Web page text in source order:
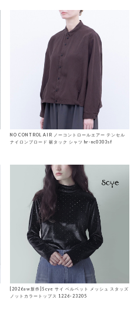
NO CONTROL AIR ノーコントロールエアー テンセル
ナイロンブロード 裾タック シャツ hr-nc0303sf
[2026aw新作]Scye サイ ベルベット メッシュ スタッズ
ノットカラートップス 1226-23205